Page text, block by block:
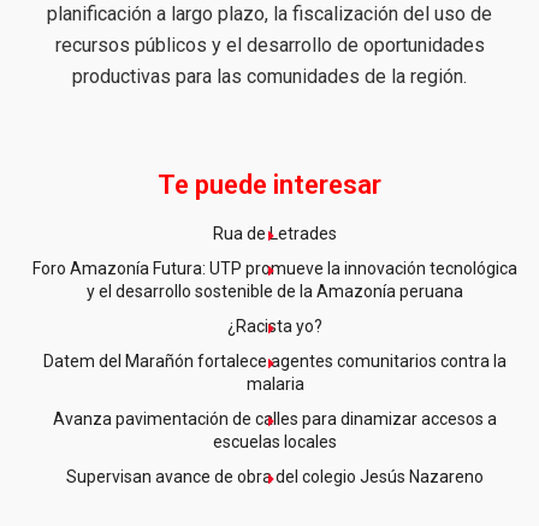
planificación a largo plazo, la fiscalización del uso de
recursos públicos y el desarrollo de oportunidades
productivas para las comunidades de la región.
Te puede interesar
Rua de Letrades
Foro Amazonía Futura: UTP promueve la innovación tecnológica
y el desarrollo sostenible de la Amazonía peruana
¿Racista yo?
Datem del Marañón fortalece agentes comunitarios contra la
malaria
Avanza pavimentación de calles para dinamizar accesos a
escuelas locales
Supervisan avance de obra del colegio Jesús Nazareno